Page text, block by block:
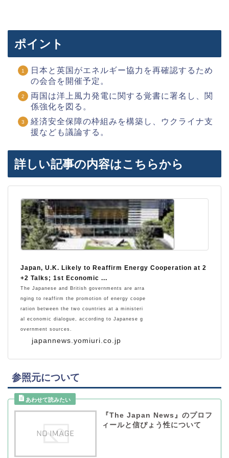
ポイント
日本と英国がエネルギー協力を再確認するため
の会合を開催予定。
両国は洋上風力発電に関する覚書に署名し、関
係強化を図る。
経済安全保障の枠組みを構築し、ウクライナ支
援なども議論する。
詳しい記事の内容はこちらから
japannews.yomiuri.co.jp
Japan, U.K. Likely to Reaffirm Energy Cooperation at 2
+2 Talks; 1st Economic ...
The Japanese and British governments are arra
nging to reaffirm the promotion of energy coope
ration between the two countries at a ministeri
al economic dialogue, according to Japanese g
overnment sources.
参照元について
『The Japan News』のプロフ
ィールと信ぴょう性について